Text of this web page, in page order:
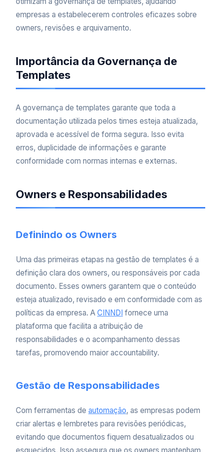
empresas a estabelecerem controles eficazes sobre
owners, revisões e arquivamento.
Importância da Governança de
Templates
A governança de templates garante que toda a
documentação utilizada pelos times esteja atualizada,
aprovada e acessível de forma segura. Isso evita
erros, duplicidade de informações e garante
conformidade com normas internas e externas.
Owners e Responsabilidades
Definindo os Owners
Uma das primeiras etapas na gestão de templates é a
definição clara dos owners, ou responsáveis por cada
documento. Esses owners garantem que o conteúdo
esteja atualizado, revisado e em conformidade com as
políticas da empresa. A CINNDI fornece uma
plataforma que facilita a atribuição de
responsabilidades e o acompanhamento dessas
tarefas, promovendo maior accountability.
Gestão de Responsabilidades
Com ferramentas de automação, as empresas podem
criar alertas e lembretes para revisões periódicas,
evitando que documentos fiquem desatualizados ou